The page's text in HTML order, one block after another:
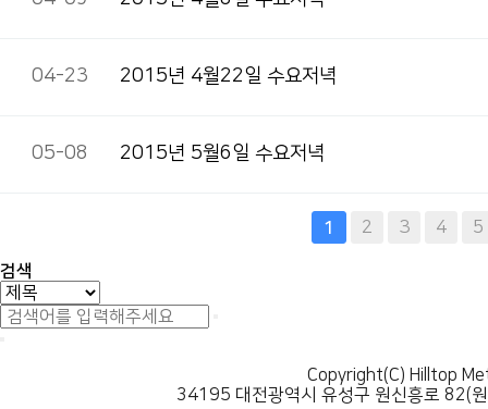
04-23 2015년 4월22일 수요저녁
05-08 2015년 5월6일 수요저녁
1 2 3 4 5
검색
Copyright(C) Hilltop
34195 대전광역시 유성구 원신흥로